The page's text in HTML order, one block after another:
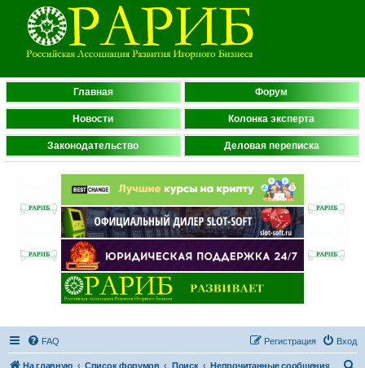
Главная Форум
Новости Колонка эксперта
Законодательство Деловая переписка
FAQ Вход
Регистрация
На главную Список форумов Поиск Непрочитанные сообщения